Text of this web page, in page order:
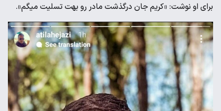
برای او نوشت: «کریم جان درگذشت مادر رو بهت تسلیت میگم».